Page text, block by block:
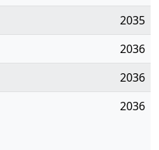
2035
2036
2036
2036